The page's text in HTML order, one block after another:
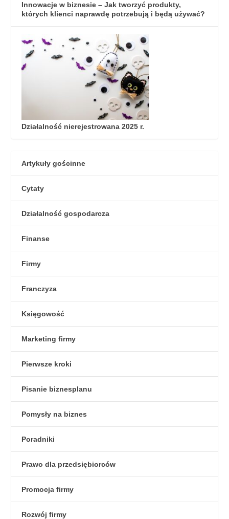
Innowacje w biznesie – Jak tworzyć produkty,
których klienci naprawdę potrzebują i będą używać?
Działalność nierejestrowana 2025 r.
Artykuły gościnne
Cytaty
Działalność gospodarcza
Finanse
Firmy
Franczyza
Księgowość
Marketing firmy
Pierwsze kroki
Pisanie biznesplanu
Pomysły na biznes
Poradniki
Prawo dla przedsiębiorców
Promocja firmy
Rozwój firmy